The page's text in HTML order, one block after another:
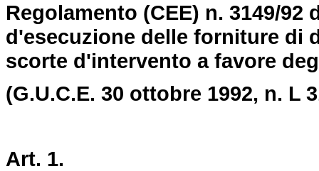
Regolamento (CEE) n. 3149/
d'esecuzione delle forniture di
scorte d'intervento a favore
(G.U.C.E. 30 ottobre 1992, n. L
Art. 1.